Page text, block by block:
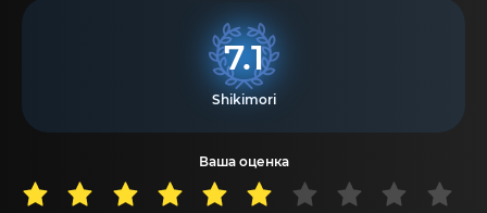
7.1
Shikimori
Ваша оценка